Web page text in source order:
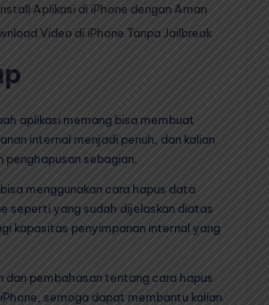
Aplikasi di iPhone dengan Aman
Video di iPhone Tanpa Jailbreak
aplikasi memang bisa membuat
internal menjadi penuh, dan kalian
penghapusan sebagian.
menggunakan cara hapus data
seperti yang sudah dijelaskan diatas
kapasitas penyimpanan internal yang
dan pembahasan tentang cara hapus
semoga dapat membantu kalian.